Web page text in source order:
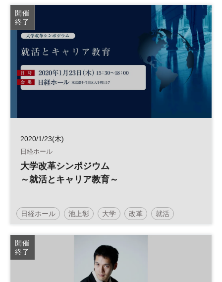
日経ミューズサロン リサイタル オーストリア
ベートーヴェン
開催
終了
2020/1/23(木)
日経ホール
大学改革シンポジウム
～就活とキャリア教育～
日経ホール 池上彰 大学 改革 就活
就職活動
キャリア教育
開催
終了